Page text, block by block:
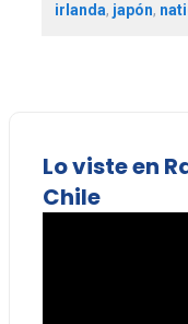
irlanda, japón,
Lo viste en
Chile